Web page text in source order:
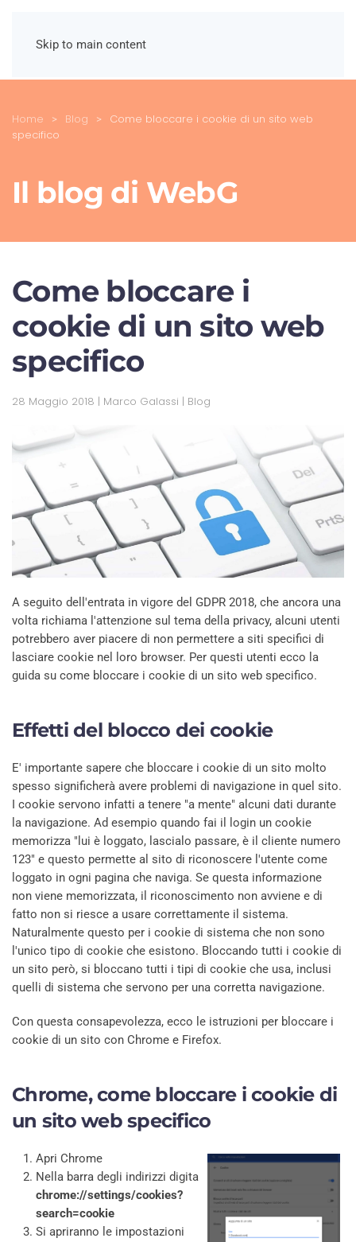
Skip to main content
Home Blog
Come bloccare i cookie di un sito web
specifico
Il blog di WebG
Come bloccare i
cookie di un sito web
specifico
28 Maggio 2018 | Marco Galassi | Blog
A seguito dell'entrata in vigore del GDPR 2018, che ancora una
volta richiama l'attenzione sul tema della privacy, alcuni utenti
potrebbero aver piacere di non permettere a siti specifici di
lasciare cookie nel loro browser. Per questi utenti ecco la
guida su come bloccare i cookie di un sito web specifico.
Effetti del blocco dei cookie
E' importante sapere che bloccare i cookie di un sito molto
spesso significherà avere problemi di navigazione in quel sito.
I cookie servono infatti a tenere "a mente" alcuni dati durante
la navigazione. Ad esempio quando fai il login un cookie
memorizza "lui è loggato, lascialo passare, è il cliente numero
123" e questo permette al sito di riconoscere l'utente come
loggato in ogni pagina che naviga. Se questa informazione
non viene memorizzata, il riconoscimento non avviene e di
fatto non si riesce a usare correttamente il sistema.
Naturalmente questo per i cookie di sistema che non sono
l'unico tipo di cookie che esistono. Bloccando tutti i cookie di
un sito però, si bloccano tutti i tipi di cookie che usa, inclusi
quelli di sistema che servono per una corretta navigazione.
Con questa consapevolezza, ecco le istruzioni per bloccare i
cookie di un sito con Chrome e Firefox.
Chrome, come bloccare i cookie di
un sito web specifico
Apri Chrome
Nella barra degli indirizzi digita
chrome://settings/cookies?
search=cookie
Si apriranno le impostazioni